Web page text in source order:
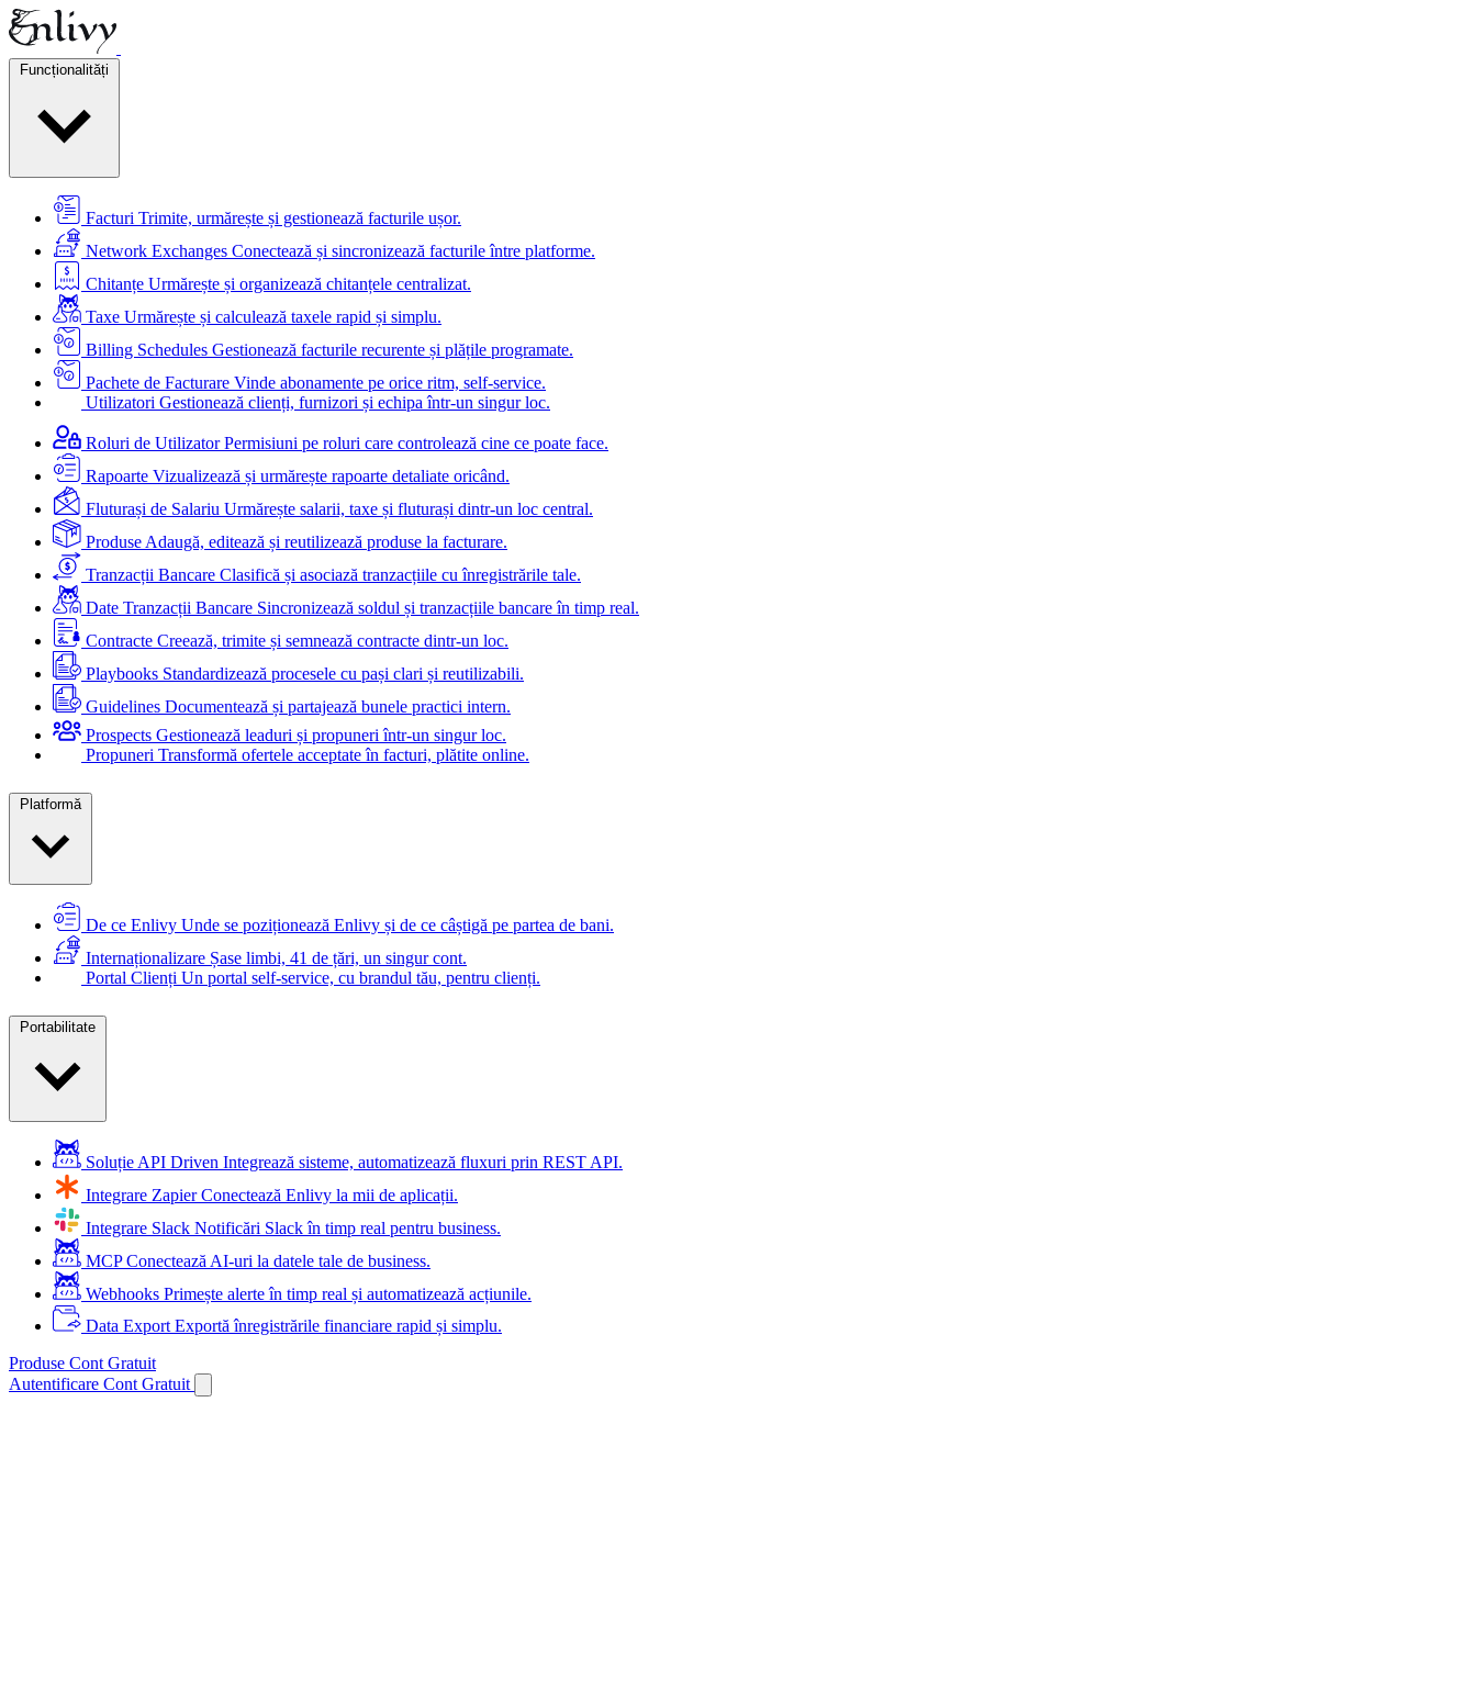
Facturi Trimite, urmărește și gestionează facturile ușor.
Network Exchanges Conectează și sincronizează facturile între platforme.
Chitanțe Urmărește și organizează chitanțele centralizat.
Taxe Urmărește și calculează taxele rapid și simplu.
Billing Schedules Gestionează facturile recurente și plățile programate.
Pachete de Facturare Vinde abonamente pe orice ritm, self-service.
Utilizatori Gestionează clienți, furnizori și echipa într-un singur loc.
Roluri de Utilizator Permisiuni pe roluri care controlează cine ce poate face.
Rapoarte Vizualizează și urmărește rapoarte detaliate oricând.
Fluturași de Salariu Urmărește salarii, taxe și fluturași dintr-un loc central.
Produse Adaugă, editează și reutilizează produse la facturare.
Tranzacții Bancare Clasifică și asociază tranzacțiile cu înregistrările tale.
Date Tranzacții Bancare Sincronizează soldul și tranzacțiile bancare în timp real.
Contracte Creează, trimite și semnează contracte dintr-un loc.
Playbooks Standardizează procesele cu pași clari și reutilizabili.
Guidelines Documentează și partajează bunele practici intern.
Prospects Gestionează leaduri și propuneri într-un singur loc.
Propuneri Transformă ofertele acceptate în facturi, plătite online.
De ce Enlivy Unde se poziționează Enlivy și de ce câștigă pe partea de bani.
Internaționalizare Șase limbi, 41 de țări, un singur cont.
Portal Clienți Un portal self-service, cu brandul tău, pentru clienți.
Soluție API Driven Integrează sisteme, automatizează fluxuri prin REST API.
Integrare Zapier Conectează Enlivy la mii de aplicații.
Integrare Slack Notificări Slack în timp real pentru business.
MCP Conectează AI-uri la datele tale de business.
Webhooks Primește alerte în timp real și automatizează acțiunile.
Data Export Exportă înregistrările financiare rapid și simplu.
Produse Cont Gratuit
Autentificare Cont Gratuit